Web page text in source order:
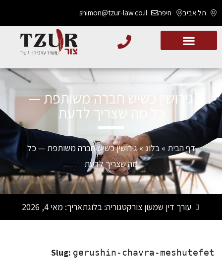
תל אביב חיפה shimon@tzur-law.co.il
גירושין כשיש חברה משותפת —
כל מה שצריך לדעת
דף הבית »בלוג»גירושין כשיש חברה משותפת — כל
מה שצריך לדעת
עורך דין שמעון צורקטגוריה:בלוגתאריך: מאי 4, 2026
Slug: gerushin-chavra-meshutefet